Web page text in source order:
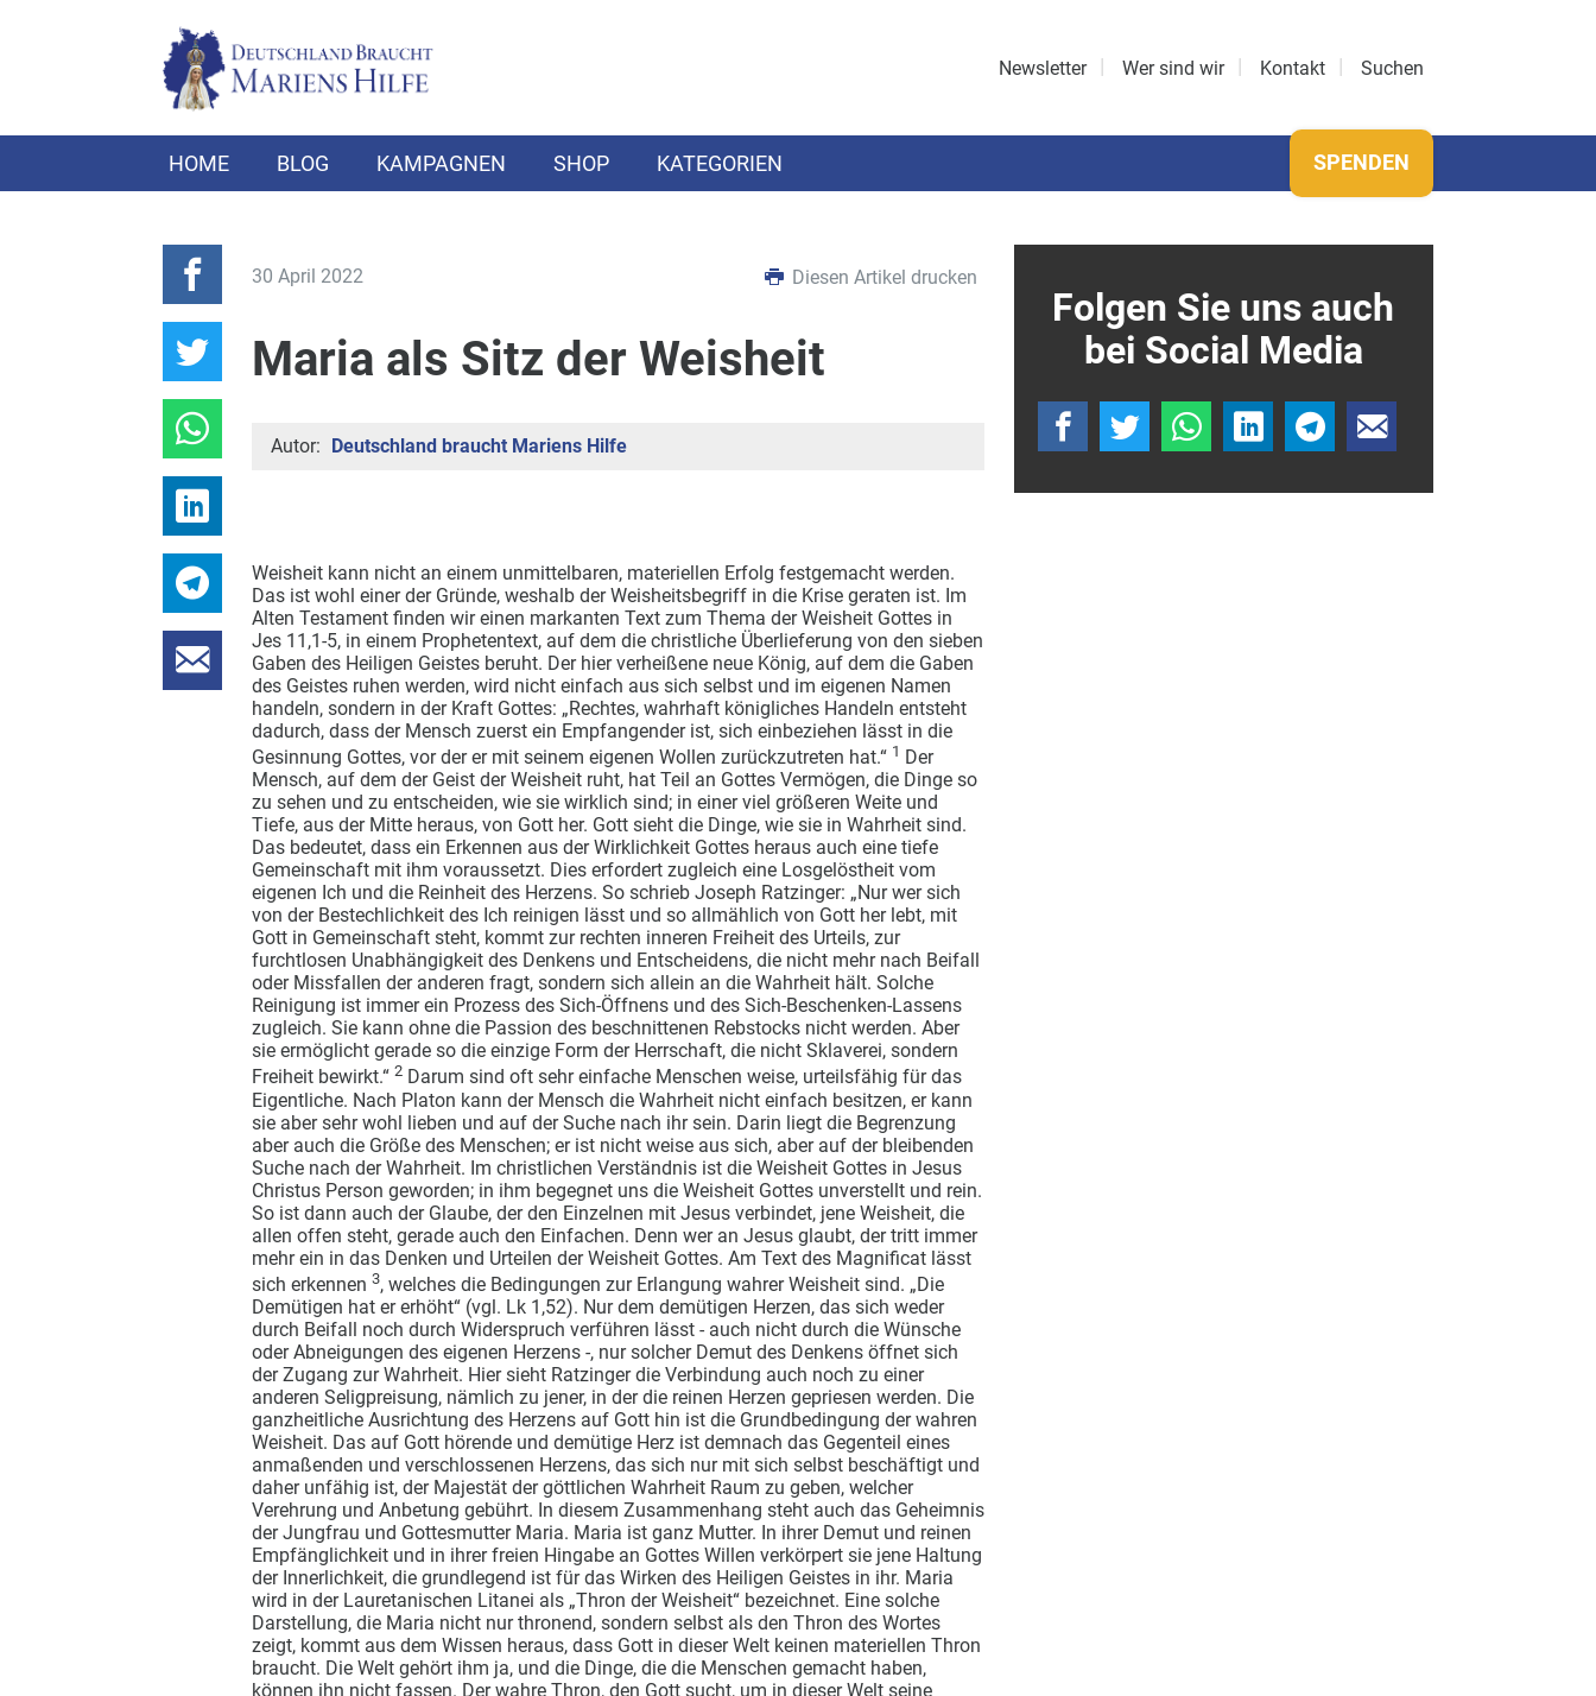
Newsletter Wer sind wir Kontakt Suchen
HOME BLOG KAMPAGNEN SHOP KATEGORIEN SPENDEN
30 April 2022 Diesen Artikel drucken
Maria als Sitz der Weisheit
Autor: Deutschland braucht Mariens Hilfe
Weisheit kann nicht an einem unmittelbaren, materiellen Erfolg festgemacht werden.
Das ist wohl einer der Gründe, weshalb der Weisheitsbegriff in die Krise geraten ist. Im
Alten Testament finden wir einen markanten Text zum Thema der Weisheit Gottes in
Jes 11,1-5, in einem Prophetentext, auf dem die christliche Überlieferung von den sieben
Gaben des Heiligen Geistes beruht. Der hier verheißene neue König, auf dem die Gaben
des Geistes ruhen werden, wird nicht einfach aus sich selbst und im eigenen Namen
handeln, sondern in der Kraft Gottes: „Rechtes, wahrhaft königliches Handeln entsteht
dadurch, dass der Mensch zuerst ein Empfangender ist, sich einbeziehen lässt in die
Gesinnung Gottes, vor der er mit seinem eigenen Wollen zurückzutreten hat.“ 1 Der
Mensch, auf dem der Geist der Weisheit ruht, hat Teil an Gottes Vermögen, die Dinge so
zu sehen und zu entscheiden, wie sie wirklich sind; in einer viel größeren Weite und
Tiefe, aus der Mitte heraus, von Gott her. Gott sieht die Dinge, wie sie in Wahrheit sind.
Das bedeutet, dass ein Erkennen aus der Wirklichkeit Gottes heraus auch eine tiefe
Gemeinschaft mit ihm voraussetzt. Dies erfordert zugleich eine Losgelöstheit vom
eigenen Ich und die Reinheit des Herzens. So schrieb Joseph Ratzinger: „Nur wer sich
von der Bestechlichkeit des Ich reinigen lässt und so allmählich von Gott her lebt, mit
Gott in Gemeinschaft steht, kommt zur rechten inneren Freiheit des Urteils, zur
furchtlosen Unabhängigkeit des Denkens und Entscheidens, die nicht mehr nach Beifall
oder Missfallen der anderen fragt, sondern sich allein an die Wahrheit hält. Solche
Reinigung ist immer ein Prozess des Sich-Öffnens und des Sich-Beschenken-Lassens
zugleich. Sie kann ohne die Passion des beschnittenen Rebstocks nicht werden. Aber
sie ermöglicht gerade so die einzige Form der Herrschaft, die nicht Sklaverei, sondern
Freiheit bewirkt.“ 2Darum sind oft sehr einfache Menschen weise, urteilsfähig für das
Eigentliche. Nach Platon kann der Mensch die Wahrheit nicht einfach besitzen, er kann
sie aber sehr wohl lieben und auf der Suche nach ihr sein. Darin liegt die Begrenzung
aber auch die Größe des Menschen; er ist nicht weise aus sich, aber auf der bleibenden
Suche nach der Wahrheit. Im christlichen Verständnis ist die Weisheit Gottes in Jesus
Christus Person geworden; in ihm begegnet uns die Weisheit Gottes unverstellt und rein.
So ist dann auch der Glaube, der den Einzelnen mit Jesus verbindet, jene Weisheit, die
allen offen steht, gerade auch den Einfachen. Denn wer an Jesus glaubt, der tritt immer
mehr ein in das Denken und Urteilen der Weisheit Gottes. Am Text des Magnificat lässt
sich erkennen 3, welches die Bedingungen zur Erlangung wahrer Weisheit sind. „Die
Demütigen hat er erhöht“ (vgl. Lk 1,52). Nur dem demütigen Herzen, das sich weder
durch Beifall noch durch Widerspruch verführen lässt - auch nicht durch die Wünsche
oder Abneigungen des eigenen Herzens -, nur solcher Demut des Denkens öffnet sich
der Zugang zur Wahrheit. Hier sieht Ratzinger die Verbindung auch noch zu einer
anderen Seligpreisung, nämlich zu jener, in der die reinen Herzen gepriesen werden. Die
ganzheitliche Ausrichtung des Herzens auf Gott hin ist die Grundbedingung der wahren
Weisheit. Das auf Gott hörende und demütige Herz ist demnach das Gegenteil eines
anmaßenden und verschlossenen Herzens, das sich nur mit sich selbst beschäftigt und
daher unfähig ist, der Majestät der göttlichen Wahrheit Raum zu geben, welcher
Verehrung und Anbetung gebührt. In diesem Zusammenhang steht auch das Geheimnis
der Jungfrau und Gottesmutter Maria. Maria ist ganz Mutter. In ihrer Demut und reinen
Empfänglichkeit und in ihrer freien Hingabe an Gottes Willen verkörpert sie jene Haltung
der Innerlichkeit, die grundlegend ist für das Wirken des Heiligen Geistes in ihr. Maria
wird in der Lauretanischen Litanei als „Thron der Weisheit“ bezeichnet. Eine solche
Darstellung, die Maria nicht nur thronend, sondern selbst als den Thron des Wortes
zeigt, kommt aus dem Wissen heraus, dass Gott in dieser Welt keinen materiellen Thron
braucht. Die Welt gehört ihm ja, und die Dinge, die die Menschen gemacht haben,
können ihn nicht fassen. Der wahre Thron, den Gott sucht, um in dieser Welt seine
Folgen Sie uns auch
bei Social Media